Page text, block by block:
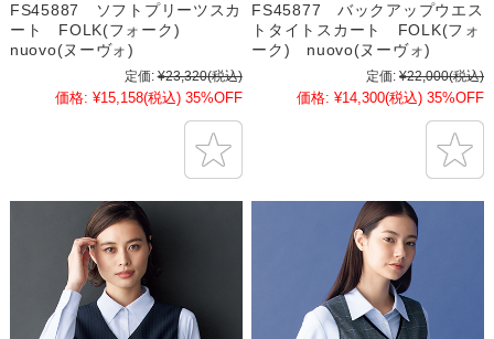
FS45887 ソフトプリーツスカ
ート FOLK(フォーク)
nuovo(ヌーヴォ)
定価: ¥23,320(税込)
価格: ¥15,158(税込) 35%OFF
FS45877 バックアップウエス
トタイトスカート FOLK(フォ
ーク) nuovo(ヌーヴォ)
定価: ¥22,000(税込)
価格: ¥14,300(税込) 35%OFF